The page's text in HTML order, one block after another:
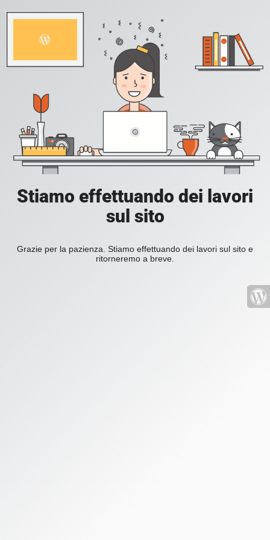
Stiamo effettuando dei lavori
sul sito
Grazie per la pazienza. Stiamo effettuando dei lavori sul sito e
ritorneremo a breve.